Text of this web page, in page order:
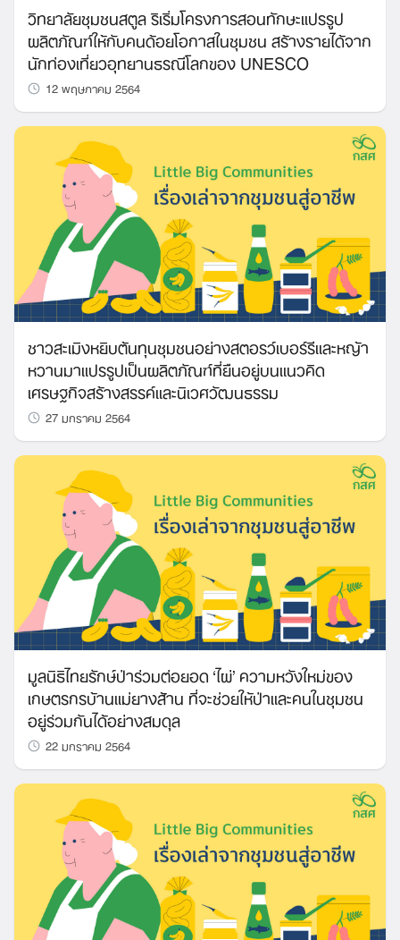
วิทยาลัยชุมชนสตูล ริเริ่มโครงการสอนทักษะแปรรูป
ผลิตภัณฑ์ให้กับคนด้อยโอกาสในชุมชน สร้างรายได้จาก
นักท่องเที่ยวอุทยานธรณีโลกของ UNESCO
12 พฤษภาคม 2564
ชาวสะเมิงหยิบต้นทุนชุมชนอย่างสตอรว์เบอร์รีและหญ้า
หวานมาแปรรูปเป็นผลิตภัณฑ์ที่ยืนอยู่บนแนวคิด
เศรษฐกิจสร้างสรรค์และนิเวศวัฒนธรรม
27 มกราคม 2564
มูลนิธิไทยรักษ์ป่าร่วมต่อยอด ‘ไผ่’ ความหวังใหม่ของ
เกษตรกรบ้านแม่ยางส้าน ที่จะช่วยให้ป่าและคนในชุมชน
อยู่ร่วมกันได้อย่างสมดุล
22 มกราคม 2564